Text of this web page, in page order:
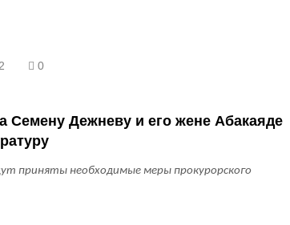
0
Семену Дежневу и его жене Абакаяде
приняты необходимые меры прокурорского